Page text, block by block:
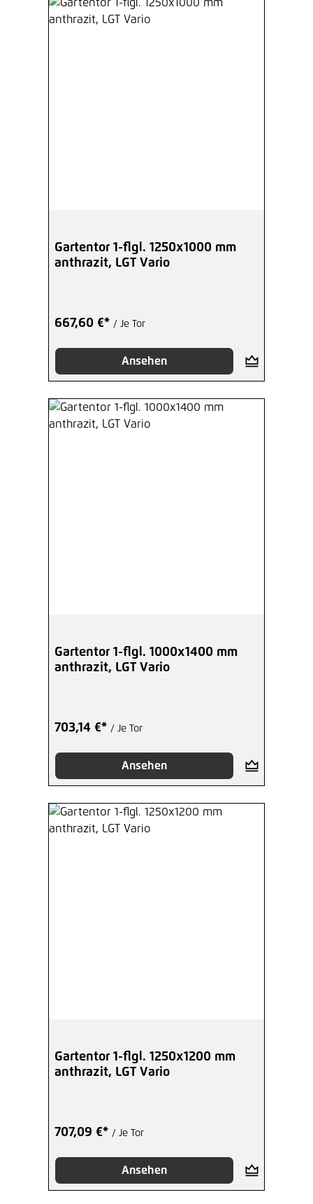
Gartentor 1-flgl. 1250x1000 mm
anthrazit, LGT Vario
667,60 €* / Je Tor
Ansehen
Gartentor 1-flgl. 1000x1400 mm
anthrazit, LGT Vario
703,14 €* / Je Tor
Ansehen
Gartentor 1-flgl. 1250x1200 mm
anthrazit, LGT Vario
707,09 €* / Je Tor
Ansehen